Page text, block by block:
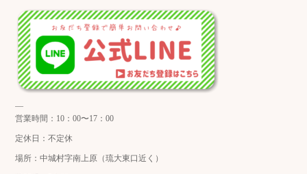
—
営業時間：10：00〜17：00
定休日：不定休
場所：中城村字南上原（琉大東口近く）